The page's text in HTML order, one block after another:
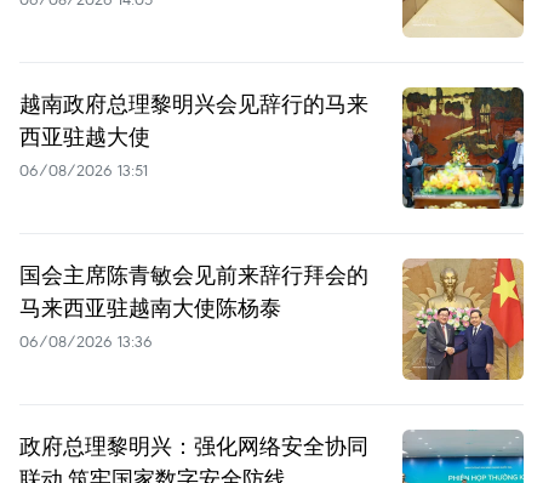
越南政府总理黎明兴会见辞行的马来
西亚驻越大使
06/08/2026 13:51
国会主席陈青敏会见前来辞行拜会的
马来西亚驻越南大使陈杨泰
06/08/2026 13:36
政府总理黎明兴：强化网络安全协同